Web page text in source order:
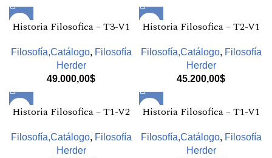
Historia Filosofica – T3-V1
Filosofía,Catálogo, Filosofía
Herder
49.000,00$
Historia Filosofica – T2-V1
Filosofía,Catálogo, Filosofía
Herder
45.200,00$
Historia Filosofica – T1-V2
Filosofía,Catálogo, Filosofía
Herder
Historia Filosofica – T1-V1
Filosofía,Catálogo, Filosofía
Herder